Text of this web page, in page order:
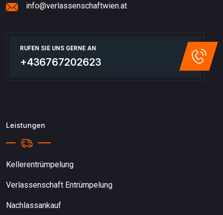
info@verlassenschaftwien.at
RUFEN SIE UNS GERNE AN
+436767202623
Leistungen
Kellerentrümpelung
Verlassenschaft Entrümpelung
Nachlassankauf